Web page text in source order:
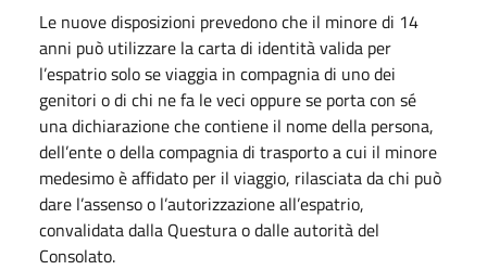
Le nuove disposizioni prevedono che il minore di 14
anni può utilizzare la carta di identità valida per
l’espatrio solo se viaggia in compagnia di uno dei
genitori o di chi ne fa le veci oppure se porta con sé
una dichiarazione che contiene il nome della persona,
dell’ente o della compagnia di trasporto a cui il minore
medesimo è affidato per il viaggio, rilasciata da chi può
dare l’assenso o l’autorizzazione all’espatrio,
convalidata dalla Questura o dalle autorità del
Consolato.